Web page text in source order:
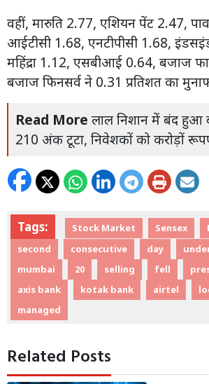
वहीं, मारुति 2.77, एशियन पेंट 2.47,
आईटीसी 1.68, एनटीपीसी 1.68,
महिंद्रा 1.12, एसबीआई 0.64, बजाज
बजाज फिनसर्व ने 0.31 प्रतिशत का
Read More लाल निशान में बंद हुआ
210 अंक टूटा, निवेशकों को करोड़ों
Tags: Stock Market Sensex
second
consecutive day
mumbai
20 selling fell
axis bank
kotak bank airtel
managed
Related Posts